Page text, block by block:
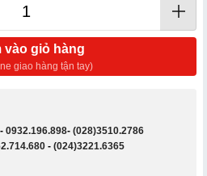
vào giỏ hàng
giao hàng tận tay)
- 0932.196.898- (028)3510.2786
- (024)3221.6365